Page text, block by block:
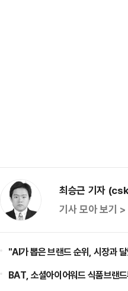
최승근 기자
기사 모아 보기 >
"AI가 뽑은 브랜드 순위, 시장과
BAT, 소셜아이어워드 식품브랜